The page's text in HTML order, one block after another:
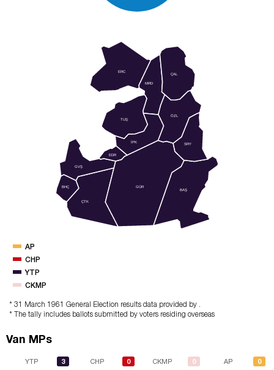
BAŞ
ÇTK
ERC
GVŞ
GÜR
MRD
ÖZL
BHÇ
ÇAL
EDR
SRY
TUŞ
İPK
AP
CHP
YTP
CKMP
* 31 March 1961 General Election results data provided by .
* The tally includes ballots submitted by voters residing overseas
Van MPs
YTP 3 CHP 0 CKMP 0 AP 0